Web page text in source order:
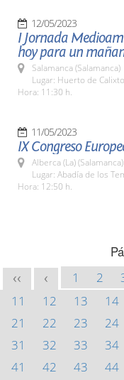
12/05/2023
I Jornada
hoy para un
Salamanca (Salamanca)
Lugar: Huerto de
Hora: 11:30 h.
11/05/2023
IX Congreso
Alberca (La) (Salamanca)
Lugar: Abadía de los
Hora: 12:50 h.
<< < 1 2
11
12 13 14
21
22 23 24
31
32 33 34
41
42 43 44